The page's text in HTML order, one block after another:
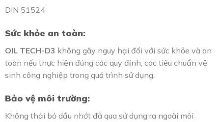
DIN 51524
Sức khỏe an toàn:
OIL TECH-D3 không gây nguy hại đối với sức khỏe và an
toàn nếu thực hiện đúng các quy định, các tiêu chuẩn vệ
sinh công nghiệp trong quá trình sử dụng.
Bảo vệ môi trường:
Không thải bỏ dầu nhớt đã qua sử dụng ra ngoài môi